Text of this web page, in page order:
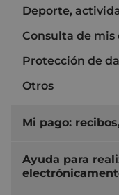
Deporte,
Consulta de mis
Protección de
Otros
Mi pago:
Ayuda para